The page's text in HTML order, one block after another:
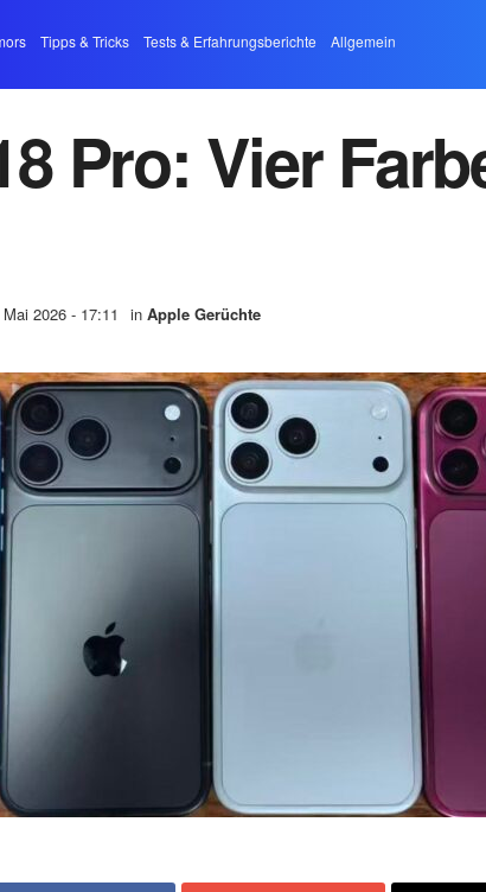
Tipps & Tricks Tests & Erfahrungsberichte Allgemein
Pro: Vier
2026 - 17:11 in Apple Gerüchte